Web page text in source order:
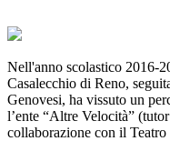
Nell'anno scolastico 2016-
Casalecchio di Reno,
Genovesi, ha vissuto un
l’ente “Altre Velocità”
collaborazione con il